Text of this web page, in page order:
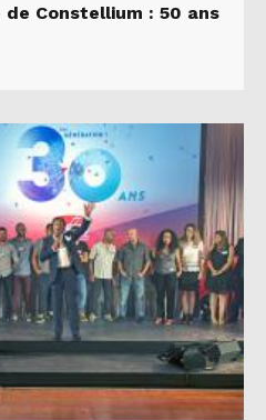
Constellium : 50 ans